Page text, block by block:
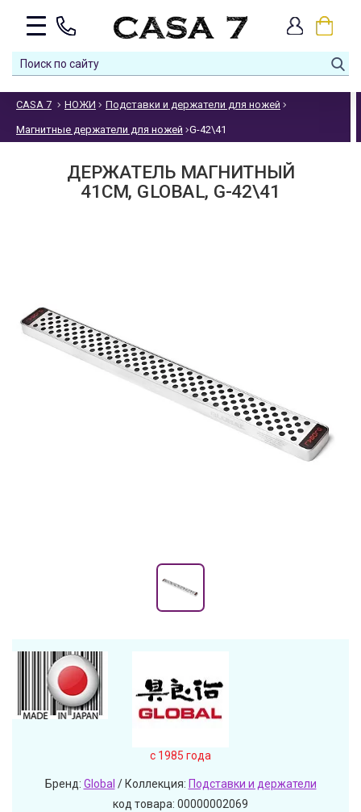
CASA 7 НОЖИ Подставки и держатели для ножей
Магнитные держатели для ножей G-42\41
ДЕРЖАТЕЛЬ МАГНИТНЫЙ
41СМ, GLOBAL, G-42\41
c 1985 года
Бренд: Global / Коллекция: Подставки и держатели
код товара: 00000002069